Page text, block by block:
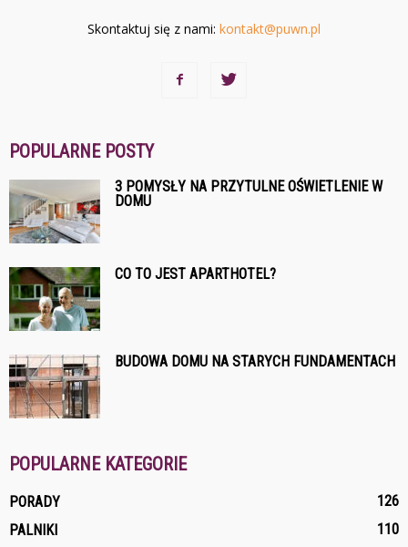
Skontaktuj się z nami: kontakt@puwn.pl
POPULARNE POSTY
3 POMYSŁY NA PRZYTULNE OŚWIETLENIE W
DOMU
CO TO JEST APARTHOTEL?
BUDOWA DOMU NA STARYCH FUNDAMENTACH
POPULARNE KATEGORIE
PORADY
126
PALNIKI
110